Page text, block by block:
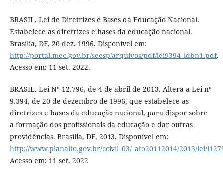
BRASIL. Lei de Diretrizes e Bases da Educação Nacional.
Estabelece as diretrizes e bases da educação nacional.
Brasília, DF, 20 dez. 1996. Disponível em:
http://portal.mec.gov.br/seesp/arquivos/pdf/lei9394_ldbn1.pdf.
Acesso em: 11 set. 2022.
BRASIL. Lei Nº 12.796, de 4 de abril de 2013. Altera a Lei nº
9.394, de 20 de dezembro de 1996, que estabelece as
diretrizes e bases da educação nacional, para dispor sobre
a formação dos profissionais da educação e dar outras
providências. Brasília, DF, 2013. Disponível em:
http://www.planalto.gov.br/ccivil_03/_ato20112014/2013/lei/
Acesso em: 11 set. 2022